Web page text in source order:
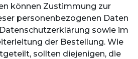
können Zustimmung zur
personenbezogenen Daten
sowie im
der Bestellung. Wie
sollten diejenigen, die